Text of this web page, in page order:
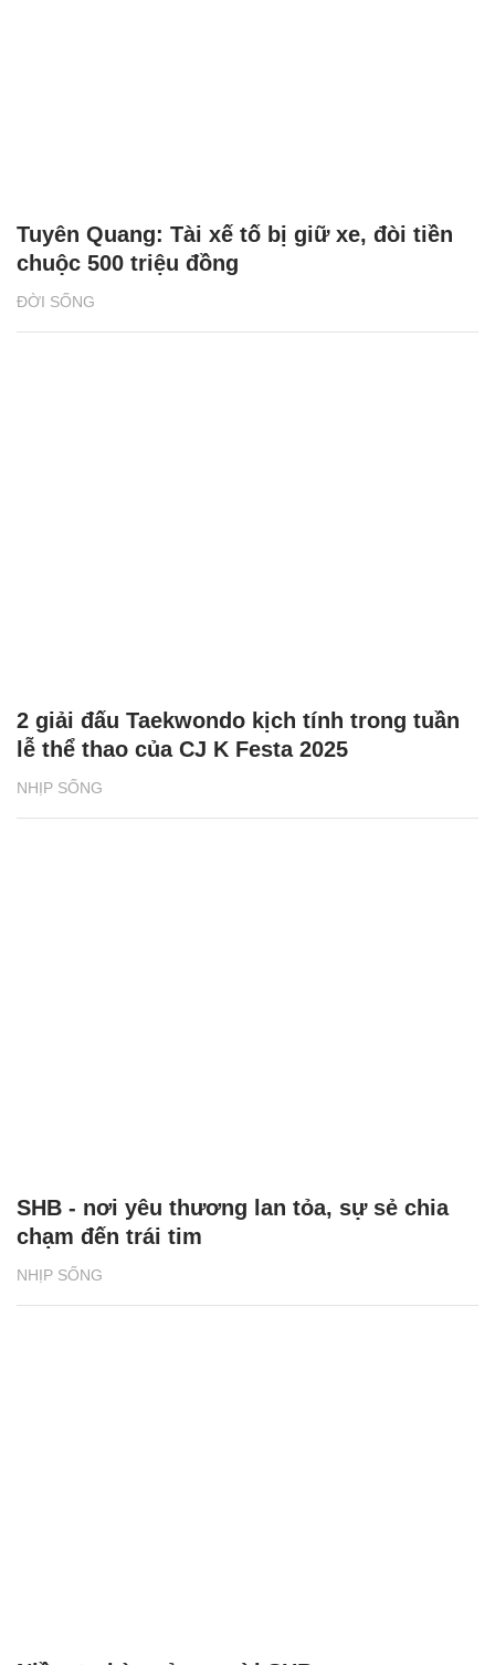
ĐỜI SỐNG
Tuyên Quang: Tài xế tố bị giữ xe, đòi tiền
chuộc 500 triệu đồng
NHỊP SỐNG
2 giải đấu Taekwondo kịch tính trong tuần
lễ thể thao của CJ K Festa 2025
NHỊP SỐNG
SHB - nơi yêu thương lan tỏa, sự sẻ chia
chạm đến trái tim